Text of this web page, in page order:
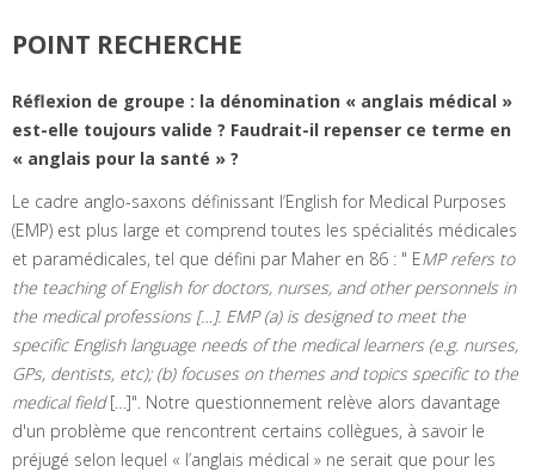
POINT RECHERCHE
Réflexion de groupe : la dénomination « anglais médical »
est-elle toujours valide ? Faudrait-il repenser ce terme en
« anglais pour la santé » ?
Le cadre anglo-saxons définissant l’English for Medical Purposes
(EMP) est plus large et comprend toutes les spécialités médicales
et paramédicales, tel que défini par Maher en 86 : " EMP refers to
the teaching of English for doctors, nurses, and other personnels in
the medical professions […]. EMP (a) is designed to meet the
specific English language needs of the medical learners (e.g. nurses,
GPs, dentists, etc); (b) focuses on themes and topics specific to the
medical field[…]". Notre questionnement relève alors davantage
d'un problème que rencontrent certains collègues, à savoir le
préjugé selon lequel « l’anglais médical » ne serait que pour les